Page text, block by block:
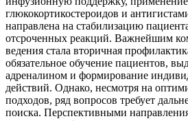
глюкокортикостероидов и
направлена на стабилизацию
отсроченных реакций. Важнейшим
ведения стала вторичная
обязательное обучение пациентов,
адреналином и формирование
действий. Однако, несмотря на
подходов, ряд вопросов требует
поиска. Перспективными